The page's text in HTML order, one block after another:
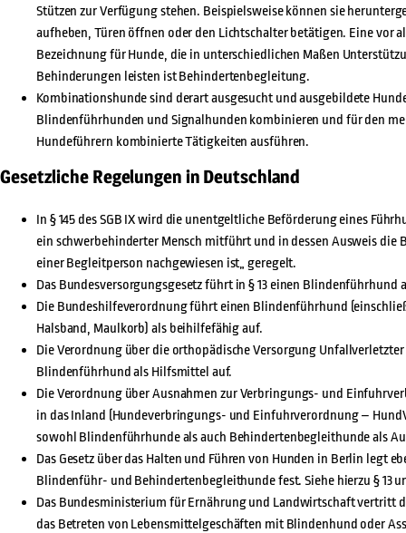
Stützen zur Verfügung stehen. Beispielsweise können sie
aufheben, Türen öffnen oder den Lichtschalter betätigen. Eine vor
Bezeichnung für Hunde, die in unterschiedlichen Maßen
Behinderungen leisten ist Behindertenbegleitung.
Kombinationshunde sind derart ausgesucht und ausgebildete
Blindenführhunden und Signalhunden kombinieren und für den
Hundeführern kombinierte Tätigkeiten ausführen.
Gesetzliche Regelungen in Deutschland
In § 145 des SGB IX wird die unentgeltliche Beförderung eines
ein schwerbehinderter Mensch mitführt und in dessen Ausweis die
einer Begleitperson nachgewiesen ist„ geregelt.
Das Bundesversorgungsgesetz führt in § 13 einen Blindenführhund
Die Bundeshilfeverordnung führt einen Blindenführhund
Halsband, Maulkorb) als beihilfefähig auf.
Die Verordnung über die orthopädische Versorgung
Blindenführhund als Hilfsmittel auf.
Die Verordnung über Ausnahmen zur Verbringungs- und
in das Inland (Hundeverbringungs- und Einfuhrverordnung –
sowohl Blindenführhunde als auch Behindertenbegleithunde als
Das Gesetz über das Halten und Führen von Hunden in Berlin legt
Blindenführ- und Behindertenbegleithunde fest. Siehe hierzu § 13
Das Bundesministerium für Ernährung und Landwirtschaft vertritt
das Betreten von Lebensmittelgeschäften mit Blindenhund oder